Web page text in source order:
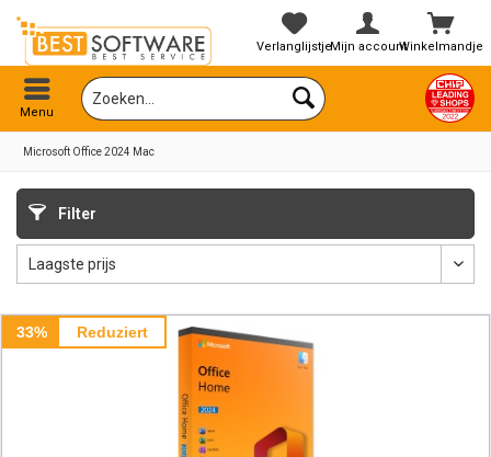
Winkelmandje
VerlanglijstjeMijn account
Menu
Microsoft Office 2024 Mac
Filter
33% Reduziert